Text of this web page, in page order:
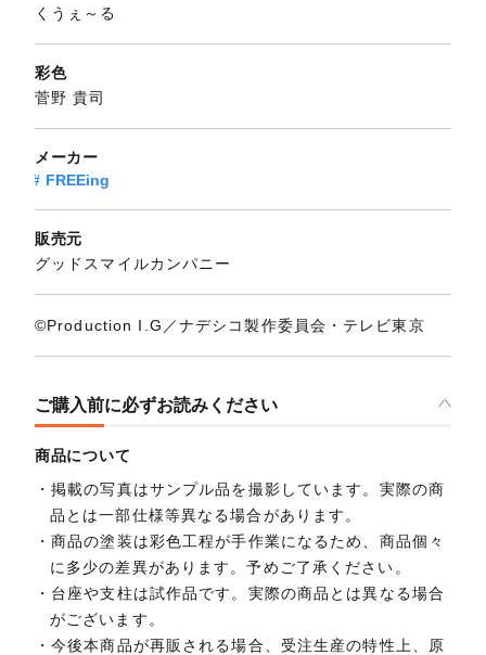
くうぇ～る
彩色
菅野 貴司
メーカー
FREEing
販売元
グッドスマイルカンパニー
©Production I.G／ナデシコ製作委員会・テレビ東京
ご購入前に必ずお読みください
商品について
掲載の写真はサンプル品を撮影しています。実際の商
品とは一部仕様等異なる場合があります。
商品の塗装は彩色工程が手作業になるため、商品個々
に多少の差異があります。予めご了承ください。
台座や支柱は試作品です。実際の商品とは異なる場合
がございます。
今後本商品が再販される場合、受注生産の特性上、原